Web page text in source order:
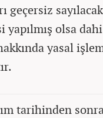
geçersiz
yapılmış olsa
yasal
tarihinden